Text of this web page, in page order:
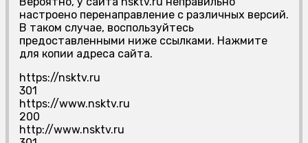
настроено перенаправление с различных версий.
В таком случае, воспользуйтесь
предоставленными ниже ссылками. Нажмите
для копии адреса сайта.
https://nsktv.ru
301
https://www.nsktv.ru
200
http://www.nsktv.ru